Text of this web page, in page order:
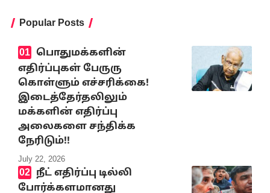
Popular Posts
பொதுமக்களின்
எதிர்ப்புகள் பேருரு
கொள்ளும் எச்சரிக்கை!
இடைத்தேர்தலிலும்
மக்களின் எதிர்ப்பு
அலைகளை சந்திக்க
நேரிடும்!!
July 22, 2026
நீட் எதிர்ப்பு டில்லி
போர்க்களமானது